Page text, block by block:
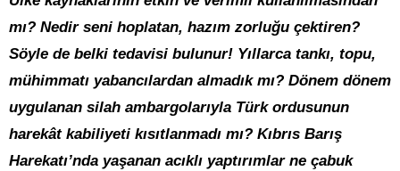
mı? Nedir seni hoplatan, hazım zorluğu çektiren?
Söyle de belki tedavisi bulunur! Yıllarca tankı, topu,
mühimmatı yabancılardan almadık mı? Dönem dönem
uygulanan silah ambargolarıyla Türk ordusunun
harekât kabiliyeti kısıtlanmadı mı? Kıbrıs Barış
Harekatı’nda yaşanan acıklı yaptırımlar ne çabuk